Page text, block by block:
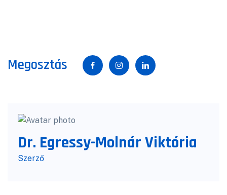
Megosztás
Dr. Egressy-Molnár Viktória
Szerző